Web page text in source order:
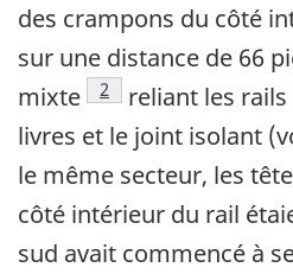
des crampons du côté
sur une distance de 66
mixte
Note de bas de page
2
reliant les rails
livres et le joint isolant
le même secteur, les
côté intérieur du rail
sud avait commencé à